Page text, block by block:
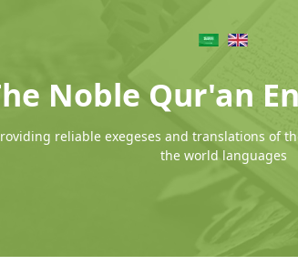
Noble Qur'an
reliable exegeses and translations of
the world languages